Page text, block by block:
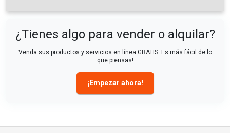
¿Tienes algo para vender o alquilar?
Venda sus productos y servicios en línea GRATIS. Es más fácil de lo
que piensas!
¡Empezar ahora!